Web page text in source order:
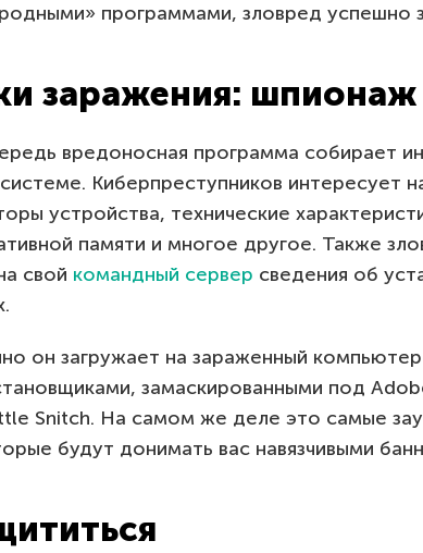
программами, зловред успешно
заражения: шпионаж
вредоносная программа собирает
Киберпреступников интересует
устройства, технические
памяти и многое другое. Также
свой командный сервер сведения об
он загружает на зараженный
замаскированными под
Snitch. На самом же деле это самые
будут донимать вас навязчивыми